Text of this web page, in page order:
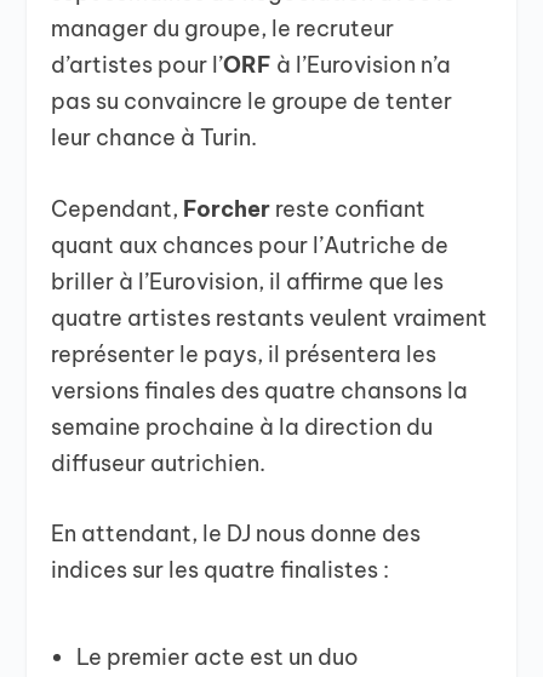
manager du groupe, le recruteur
d’artistes pour l’ORF à l’Eurovision n’a
pas su convaincre le groupe de tenter
leur chance à Turin.
Cependant, Forcher reste confiant
quant aux chances pour l’Autriche de
briller à l’Eurovision, il affirme que les
quatre artistes restants veulent vraiment
représenter le pays, il présentera les
versions finales des quatre chansons la
semaine prochaine à la direction du
diffuseur autrichien.
En attendant, le DJ nous donne des
indices sur les quatre finalistes :
Le premier acte est un duo